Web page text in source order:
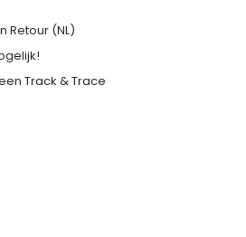
Retour (NL)
Track & Trace